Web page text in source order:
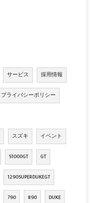
サービス 採用情報
プライバシーポリシー
スズキ イベント
S1000GT GT
1290SUPERDUKEGT
790 890 DUKE